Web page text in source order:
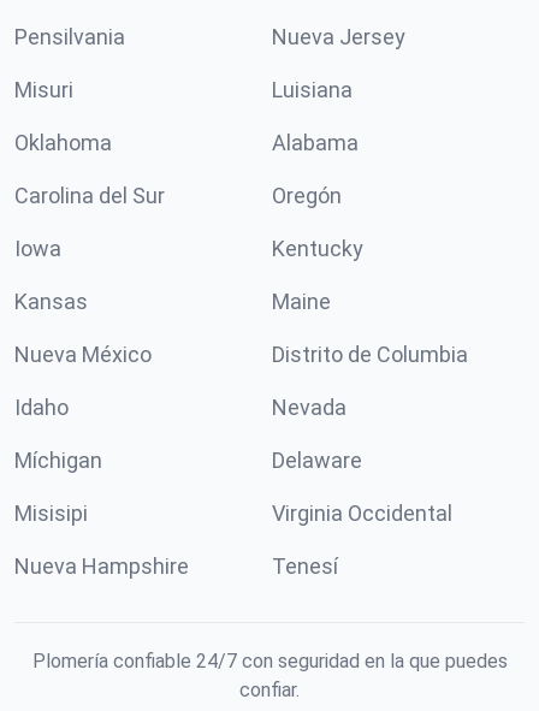
Pensilvania Nueva Jersey
Misuri Luisiana
Oklahoma Alabama
Carolina del Sur Oregón
Iowa Kentucky
Kansas Maine
Nueva México Distrito de Columbia
Idaho Nevada
Míchigan Delaware
Misisipi Virginia Occidental
Nueva Hampshire Tenesí
Plomería confiable 24/7 con seguridad en la que puedes
confiar.